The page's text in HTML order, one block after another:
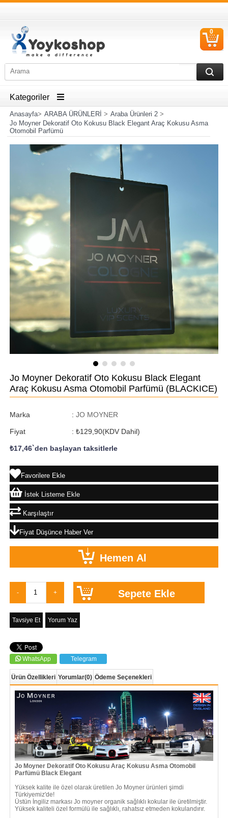
0
Kategoriler
Anasayfa> ARABA ÜRÜNLERİ > Araba Ürünleri 2>
Jo Moyner Dekoratif Oto Kokusu Black Elegant Araç Kokusu Asma
Otomobil Parfümü
Jo Moyner Dekoratif Oto Kokusu Black Elegant
Araç Kokusu Asma Otomobil Parfümü (BLACKICE)
Marka : JO MOYNER
Fiyat : ₺129,90(KDV Dahil)
₺17,46`den başlayan taksitlerle
Favorilere Ekle
İstek Listeme Ekle
Karşılaştır
Fiyat Düşünce Haber Ver
Tavsiye Et Yorum Yaz
WhatsApp Telegram
Ürün Özellikleri Yorumlar(0) Ödeme Seçenekleri
Jo Moyner Dekoratif Oto Kokusu Araç Kokusu Asma Otomobil
Parfümü Black Elegant
Yüksek kalite ile özel olarak üretilen Jo Moyner ürünleri şimdi
Türkiyemiz'de!
Üstün İngiliz markası Jo moyner organik sağlıklı kokular ile üretilmiştir.
Yüksek kaliteli özel formülü ile sağlıklı, rahatsız etmeden kokulandırır.